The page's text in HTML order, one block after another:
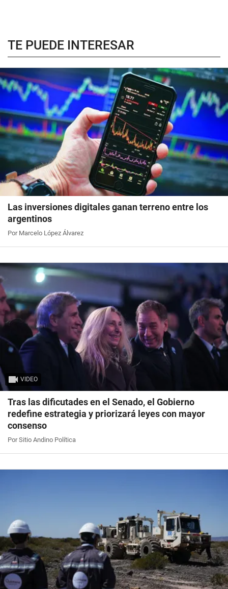
TE PUEDE INTERESAR
Las inversiones digitales ganan terreno entre los
argentinos
Por Marcelo López Álvarez
VIDEO
Tras las dificutades en el Senado, el Gobierno
redefine estrategia y priorizará leyes con mayor
consenso
Por Sitio Andino Política